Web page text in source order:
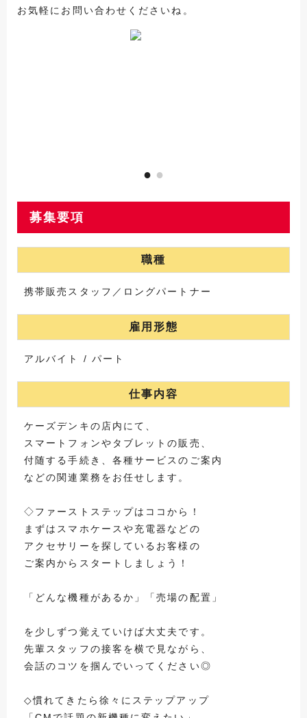
お気軽にお問い合わせくださいね。
募集要項
職種
携帯販売スタッフ／ロングパートナー
雇用形態
アルバイト / パート
仕事内容
ケーズデンキの店内にて、
スマートフォンやタブレットの販売、
付随する手続き、各種サービスのご案内
などの関連業務をお任せします。
◇ファーストステップはココから！
まずはスマホケースや充電器などの
アクセサリーを探しているお客様の
ご案内からスタートしましょう！
「どんな機種があるか」「売場の配置」
を少しずつ覚えていけば大丈夫です。
先輩スタッフの接客を横で見ながら、
会話のコツを掴んでいってください◎
◇慣れてきたら徐々にステップアップ